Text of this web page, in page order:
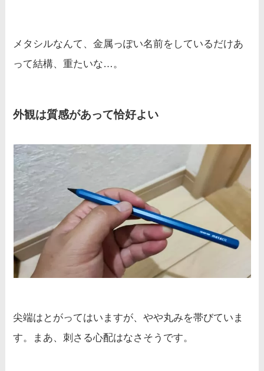
メタシルなんて、金属っぽい名前をしているだけあ
って結構、重たいな…。
外観は質感があって恰好よい
尖端はとがってはいますが、やや丸みを帯びていま
す。まあ、刺さる心配はなさそうです。